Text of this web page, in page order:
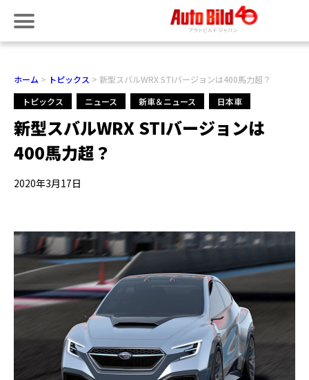
ホーム トピックス
新型スバルWRX STIバージョンは400馬力超？
トピックス
ニュース 新車＆ニュース 日本車
新型スバルWRX STIバージョンは
400馬力超？
2020年3月17日